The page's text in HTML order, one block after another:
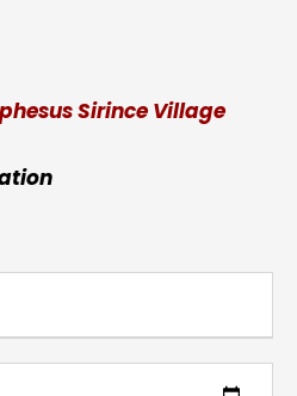
Sirince Village